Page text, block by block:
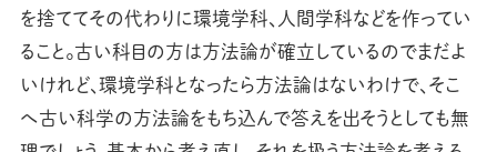
を捨ててその代わりに環境学科、人間学科などを作ってい
ること。古い科目の方は方法論が確立しているのでまだよ
いけれど、環境学科となったら方法論はないわけで、そこ
へ古い科学の方法論をもち込んで答えを出そうとしても無